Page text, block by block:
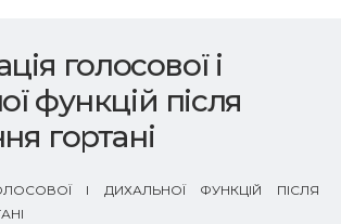
голосової і
функцій після
гортані
І ДИХАЛЬНОЇ ФУНКЦІЙ ПІСЛЯ